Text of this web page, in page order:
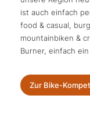
ist auch einfach
food & casual,
mountainbiken &
Burner, einfach
Zur Bike-